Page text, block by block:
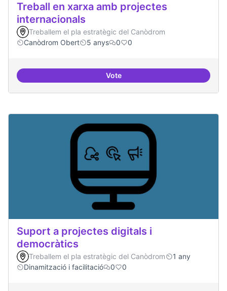
Treball en xarxa amb projectes
internacionals
Treballem el pla estratègic del Canòdrom
Canòdrom Obert
5 anys 0 0
VoteTreball en xarxa amb projectes
Suport a projectes digitals i
democràtics
Treballem el pla estratègic del Canòdrom
1 any
Dinamització i facilitació
0 0